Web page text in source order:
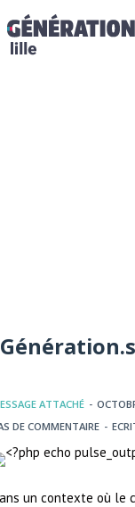
ATTACHÉ -
DE COMMENTAIRE -
un contexte où le